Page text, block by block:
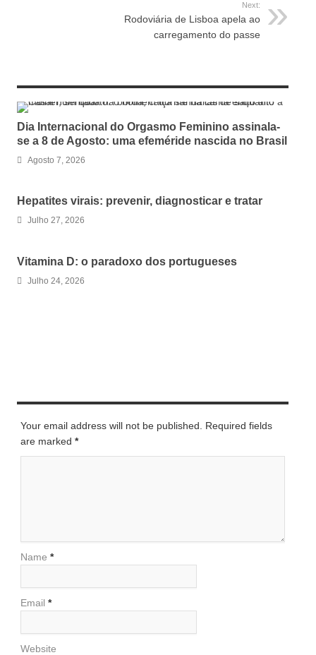
Next:
Rodoviária de Lisboa apela ao
carregamento do passe
Dia Internacional do Orgasmo Feminino assinala-
se a 8 de Agosto: uma efeméride nascida no Brasil
Agosto 7, 2026
Hepatites virais: prevenir, diagnosticar e tratar
Julho 27, 2026
Vitamina D: o paradoxo dos portugueses
Julho 24, 2026
Your email address will not be published. Required fields
are marked *
Name *
Email *
Website